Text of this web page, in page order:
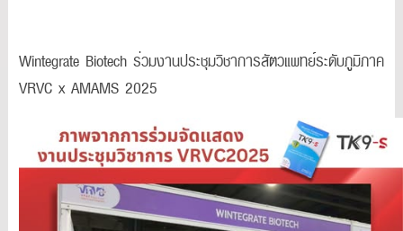
Wintegrate Biotech ร่วมงานประชุมวิชาการสัตวแพทย์ระดับภูมิภาค
VRVC x AMAMS 2025